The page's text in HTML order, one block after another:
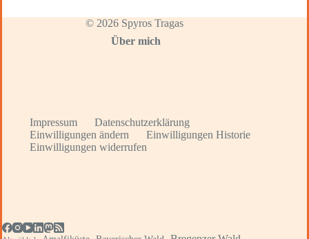
© 2026 Spyros Tragas
Über mich
Impressum
Datenschutzerklärung
Einwilligungen ändern
Einwilligungen Historie
Einwilligungen widerrufen